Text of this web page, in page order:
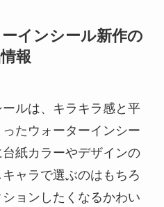
インシール新作の
報
ルは、キラキラ感と平
たウォーターインシー
紙カラーやデザインの
ャラで選ぶのはもちろ
ョンしたくなるかわい